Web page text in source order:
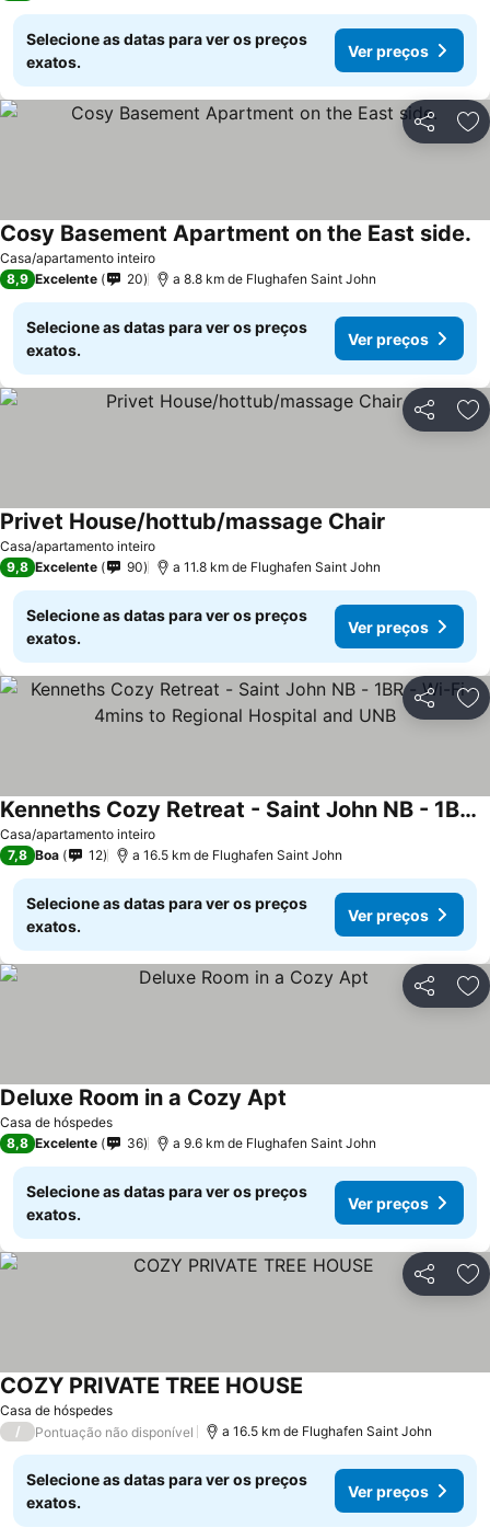
Selecione as datas para ver os preços
exatos.
Ver preços
Partilhar
Casa/apartamento inteiro
Cosy Basement Apartment on the East side.
8,9 Excelente 20 a 8.8 km de Flughafen Saint John
Selecione as datas para ver os preços
exatos.
Ver preços
Partilhar
Casa/apartamento inteiro
Privet House/hottub/massage Chair
9,8 Excelente 90 a 11.8 km de Flughafen Saint John
Selecione as datas para ver os preços
exatos.
Ver preços
Partilhar
Casa/apartamento inteiro
Kenneths Cozy Retreat - Saint John NB - 1BR - Wi-Fi - 4mins to Regional Hospital and UNB
Ver preços
7,8 Boa 12 a 16.5 km de Flughafen Saint John
Selecione as datas para ver os preços
exatos.
Ver preços
Partilhar
Casa de hóspedes
Deluxe Room in a Cozy Apt
8,8 Excelente 36 a 9.6 km de Flughafen Saint John
Selecione as datas para ver os preços
exatos.
Ver preços
Partilhar
Casa de hóspedes
COZY PRIVATE TREE HOUSE
/ Pontuação não disponível a 16.5 km de Flughafen Saint John
Selecione as datas para ver os preços
exatos.
Ver preços